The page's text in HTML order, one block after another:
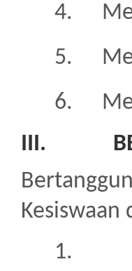
4.
5.
6.
III.
Kesiswaan
1.